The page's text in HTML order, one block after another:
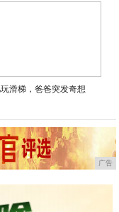
滑梯，爸爸突发奇想
广告